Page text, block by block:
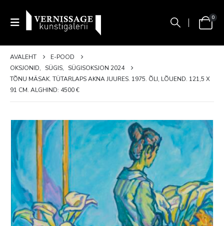
0
AVALEHT
E-POOD
OKSJONID, SÜGIS, SÜGISOKSJON 2024
TÕNU MÄSAK. TÜTARLAPS AKNA JUURES. 1975. ÕLI, LÕUEND. 121,5 X
91 CM. ALGHIND: 4500 €